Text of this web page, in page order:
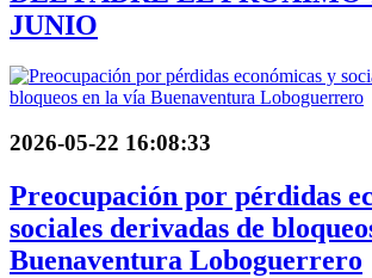
JUNIO
2026-05-22 16:08:33
Preocupación por pérdidas
sociales derivadas de
Buenaventura Loboguerrero